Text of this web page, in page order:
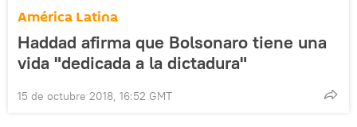
América Latina
Haddad afirma que Bolsonaro tiene una
vida "dedicada a la dictadura"
15 de octubre 2018, 16:52 GMT